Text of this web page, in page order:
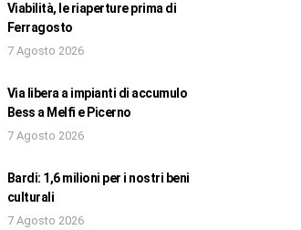
Viabilità, le riaperture prima di
Ferragosto
7 Agosto 2026
Via libera a impianti di accumulo
Bess a Melfi e Picerno
7 Agosto 2026
Bardi: 1,6 milioni per i nostri beni
culturali
7 Agosto 2026